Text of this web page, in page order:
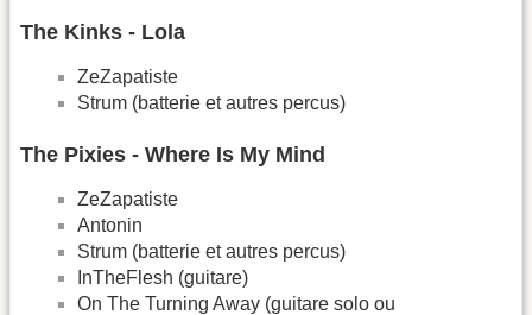
The Kinks - Lola
ZeZapatiste
Strum (batterie et autres percus)
The Pixies - Where Is My Mind
ZeZapatiste
Antonin
Strum (batterie et autres percus)
InTheFlesh (guitare)
On The Turning Away (guitare solo ou